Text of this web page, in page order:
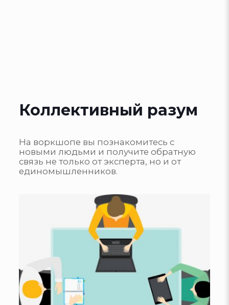
Коллективный разум
На воркшопе вы познакомитесь с
новыми людьми и получите обратную
связь не только от эксперта, но и от
единомышленников.